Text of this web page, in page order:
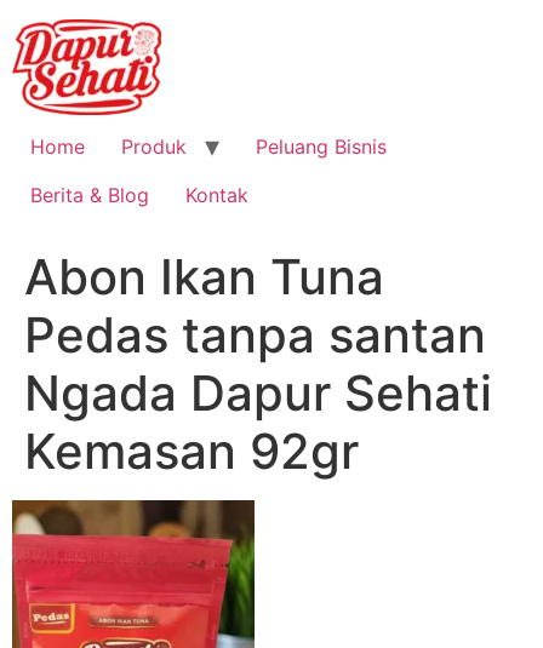
Home Produk
Peluang Bisnis
Berita & Blog
Kontak
Abon Ikan Tuna
Pedas tanpa santan
Ngada Dapur Sehati
Kemasan 92gr